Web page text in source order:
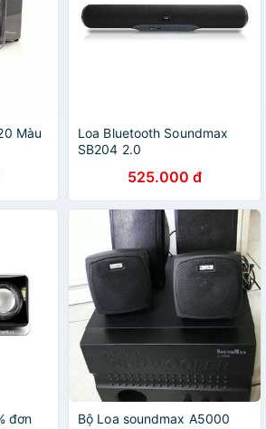
Màu
Loa Bluetooth Soundmax
SB204 2.0
525.000 đ
đơn
Bộ Loa soundmax A5000